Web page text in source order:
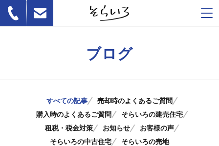
ブログ
すべての記事
売却時のよくあるご質問
購入時のよくあるご質問
そらいろの建売住宅
租税・税金対策
お知らせ
お客様の声
そらいろの中古住宅
そらいろの売地